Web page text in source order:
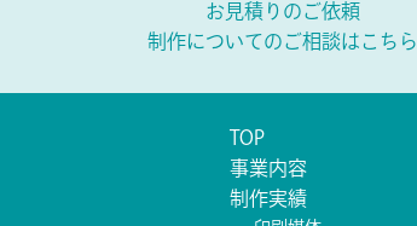
お見積りのご依頼
制作についてのご相談はこちら
TOP
事業内容
制作実績